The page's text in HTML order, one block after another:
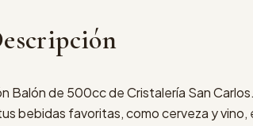
Balón de 500cc de Cristalería San
bebidas favoritas, como cerveza y vino,